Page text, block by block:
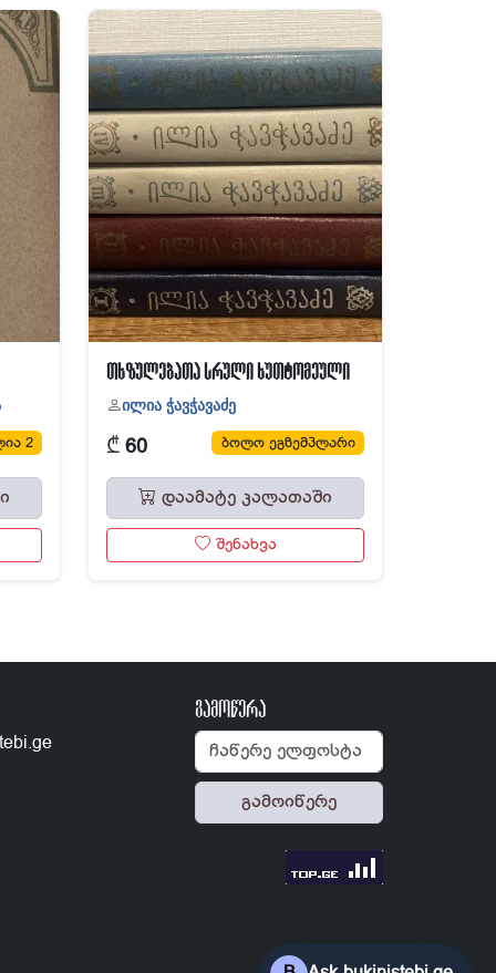
2
თხზულებათა სრული ხუთტომეული
ილია ჭავჭავაძე
₾ 60 ბოლო ეგზემპლარი
დაამატე კალათაში
შენახვა
გამოწერა
გამოიწერე